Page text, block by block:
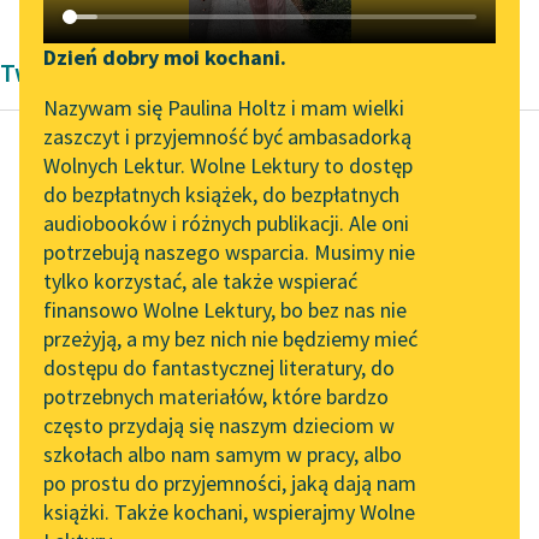
Katalog DAISY
Podkasty o książkach
Zgłoś brak utworu
Aktualności
„Prokurator Alicja Horn”
do słuchania
Byliśmy częścią AI Impact
Lab
Zapraszamy na spotkanie
online z tłumaczkami
literatury skandynawskiej
Spotkanie z Katarzyną
Tunkiel w Oslo
102. lata temu zmarł
Joseph Conrad
Narzędzia
Mapa Wolnych Lektur
Leśmianator
Przewodnik dla piszących i
czytających
API
OAI-PMH
Widget Wolnych Lektur
Przypisy
Dzień dobry moi kochani.
Nazywam się Paulina Holtz i mam wielki
zaszczyt i przyjemność być ambasadorką
Wolnych Lektur. Wolne Lektury to dostęp
do bezpłatnych książek, do bezpłatnych
audiobooków i różnych publikacji. Ale oni
potrzebują naszego wsparcia. Musimy nie
tylko korzystać, ale także wspierać
finansowo Wolne Lektury, bo bez nas nie
przeżyją, a my bez nich nie będziemy mieć
dostępu do fantastycznej literatury, do
potrzebnych materiałów, które bardzo
często przydają się naszym dzieciom w
szkołach albo nam samym w pracy, albo
po prostu do przyjemności, jaką dają nam
książki. Także kochani, wspierajmy Wolne
Twórczość Mira Król
Aleksandra Kasprzak
badania terenowe
nad polskim
seksem
Niektórzy potrafią
perorować godzinami i
szczytują przy samej
gadce,
więc o seksie z
profesorem